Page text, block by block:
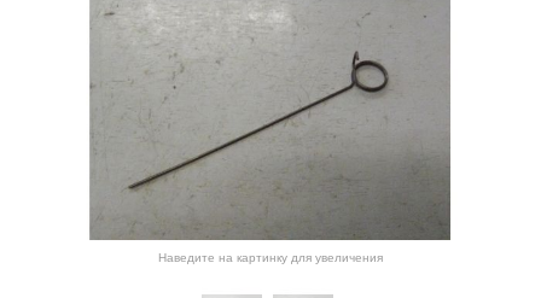
Наведите на картинку для увеличения